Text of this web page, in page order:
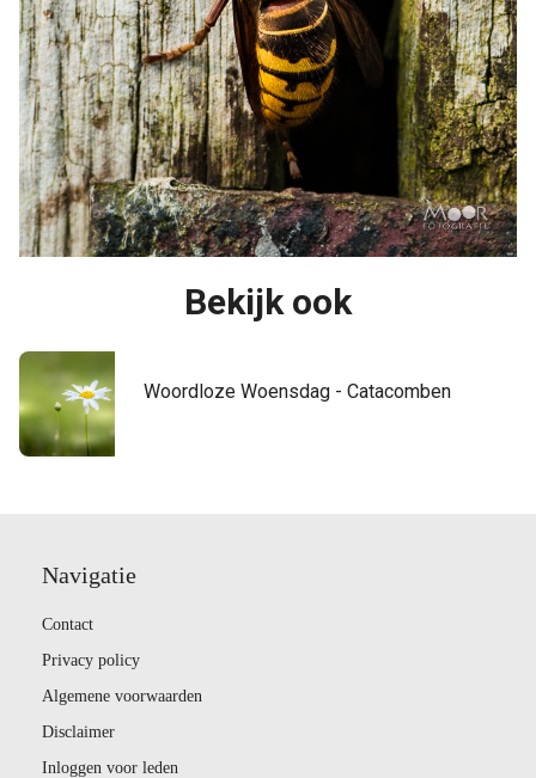
Bekijk ook
Woordloze Woensdag - Catacomben
Navigatie
Contact
Privacy policy
Algemene voorwaarden
Disclaimer
Inloggen voor leden